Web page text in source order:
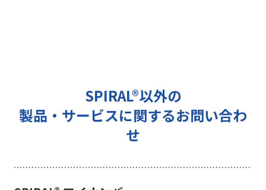
という）に準拠した適切な保護措置
を講じます。
3 個人情報の第三者提供について
き、ご提出いただく個人情報を、貴
SPIRAL®以外の
製品・サービスに関するお問い合わ
せ